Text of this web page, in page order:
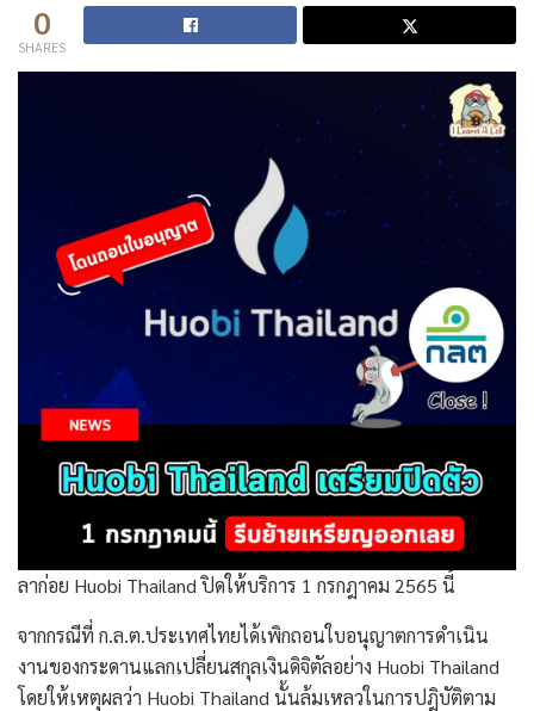
0
SHARES
ลาก่อย Huobi Thailand ปิดให้บริการ 1 กรกฎาคม 2565 นี้
จากกรณีที่ ก.ล.ต.ประเทศไทยได้เพิกถอนใบอนุญาตการดำเนิน
งานของกระดานแลกเปลี่ยนสกุลเงินดิจิตัลอย่าง Huobi Thailand
โดยให้เหตุผลว่า Huobi Thailand นั้นล้มเหลวในการปฎิบัติตาม